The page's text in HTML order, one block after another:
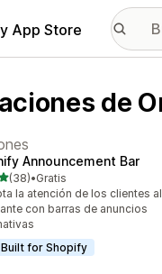
App Store
de
Announcement Bar
5 estrellas
(38) en total
•Gratis
la atención de los clientes al
con barras de anuncios
Built for Shopify